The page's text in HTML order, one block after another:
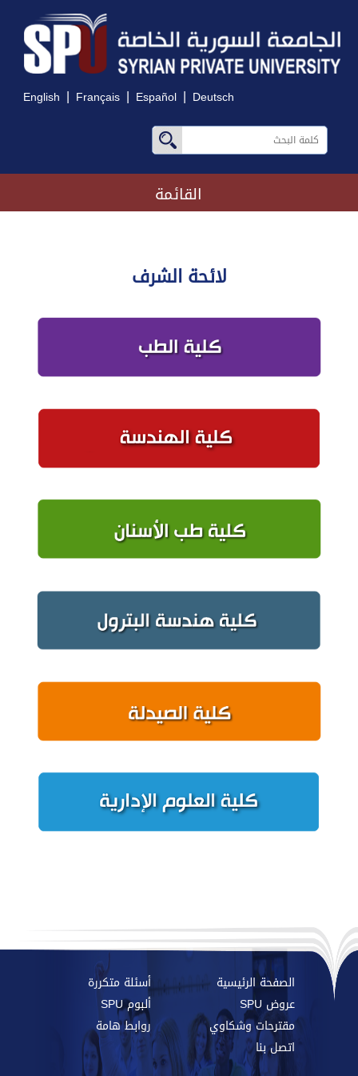
English | Français | Español | Deutsch
القائمة
لائحة الشرف
الصفحة الرئيسية
أسئلة متكررة
عروض SPU
ألبوم SPU
مقترحات وشكاوي
روابط هامة
اتصل بنا